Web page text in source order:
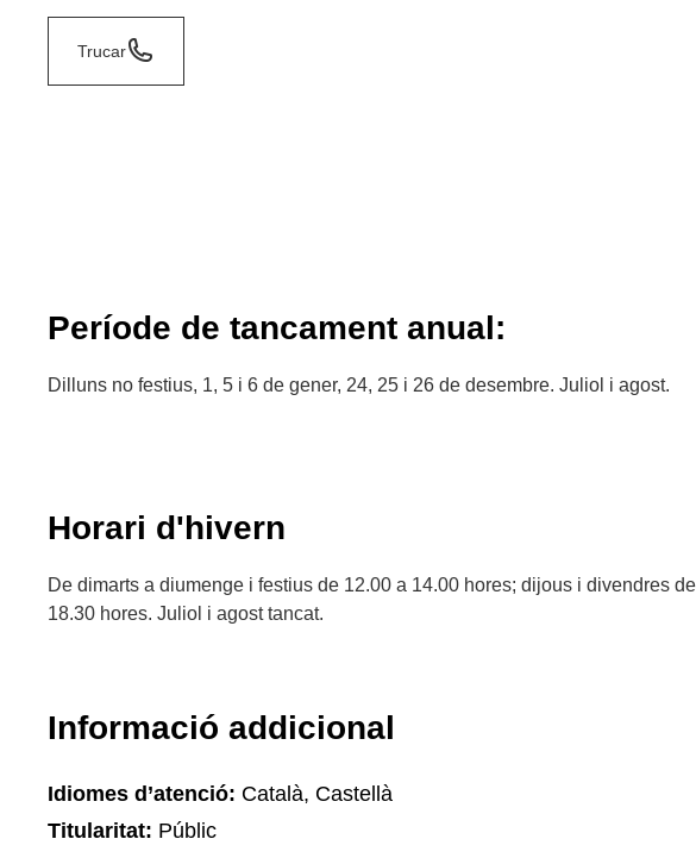
Trucar
Període de tancament anual:
Dilluns no festius, 1, 5 i 6 de gener, 24, 25 i 26 de desembre. Juliol i agost.
Horari d'hivern
De dimarts a diumenge i festius de 12.00 a 14.00 hores; dijous i divendres
18.30 hores. Juliol i agost tancat.
Informació addicional
Idiomes d’atenció: Català, Castellà
Titularitat: Públic